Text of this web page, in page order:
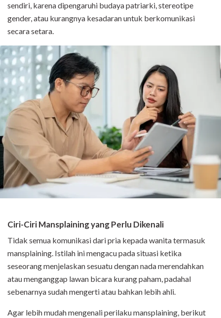
sendiri, karena dipengaruhi budaya patriarki, stereotipe
gender, atau kurangnya kesadaran untuk berkomunikasi
secara setara.
Ciri-Ciri Mansplaining yang Perlu Dikenali
Tidak semua komunikasi dari pria kepada wanita termasuk
mansplaining. Istilah ini mengacu pada situasi ketika
seseorang menjelaskan sesuatu dengan nada merendahkan
atau menganggap lawan bicara kurang paham, padahal
sebenarnya sudah mengerti atau bahkan lebih ahli.
Agar lebih mudah mengenali perilaku mansplaining, berikut